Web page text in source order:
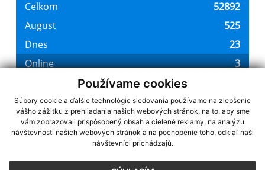
Používame cookies
Súbory cookie a ďalšie technológie sledovania používame na zlepšenie
vášho zážitku z prehliadania našich webových stránok, na to, aby sme
vám zobrazovali prispôsobený obsah a cielené reklamy, na analýzu
návštevnosti našich webových stránok a na pochopenie toho, odkiaľ naši
návštevníci prichádzajú.
využite možnosť získavania aktuálnych informácií s využitím RSS
CMS systém (redakčný) systém ECHELON 2,Mapa stránok,web portál
webex.digital, s.r.o.,domény,registrácia domény